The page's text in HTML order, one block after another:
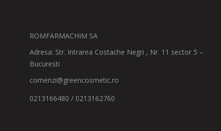
ROMFARMACHIM SA
Adresa: Str. Intrarea Costache Negri , Nr. 11 sector 5 –
Bucuresti
comenzi@greencosmetic.ro
0213166480 / 0213162760